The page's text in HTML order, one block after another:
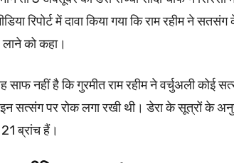
रिपोर्ट में दावा किया गया कि राम रहीम ने
लाने को कहा।
साफ नहीं है कि गुरमीत राम रहीम ने वर्चुअली कोई
सत्संग पर रोक लगा रखी थी। डेरा के सूत्रों के
ब्रांच हैं।